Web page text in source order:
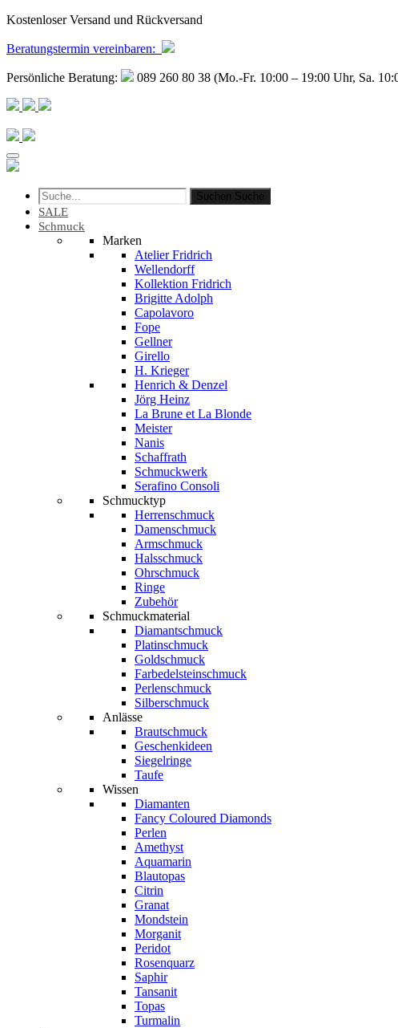
Kostenloser Versand und Rückversand
Beratungstermin vereinbaren:
Persönliche Beratung: 089 260 80 38 (Mo.-Fr. 10:00 – 19:00 Uhr, Sa.
Suchen Suche
SALE
Schmuck
Marken
Atelier Fridrich
Wellendorff
Kollektion Fridrich
Brigitte Adolph
Capolavoro
Fope
Gellner
Girello
H. Krieger
Henrich & Denzel
Jörg Heinz
La Brune et La Blonde
Meister
Nanis
Schaffrath
Schmuckwerk
Serafino Consoli
Schmucktyp
Herrenschmuck
Damenschmuck
Armschmuck
Halsschmuck
Ohrschmuck
Ringe
Zubehör
Schmuckmaterial
Diamantschmuck
Platinschmuck
Goldschmuck
Farbedelsteinschmuck
Perlenschmuck
Silberschmuck
Anlässe
Brautschmuck
Geschenkideen
Siegelringe
Taufe
Wissen
Diamanten
Fancy Coloured Diamonds
Perlen
Amethyst
Aquamarin
Blautopas
Citrin
Granat
Mondstein
Morganit
Peridot
Rosenquarz
Saphir
Tansanit
Topas
Turmalin